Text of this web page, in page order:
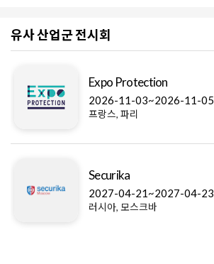
유사 산업군 전시회
Expo Protection
2026-11-03~2026-11-05
프랑스, 파리
Securika
2027-04-21~2027-04-23
러시아, 모스크바